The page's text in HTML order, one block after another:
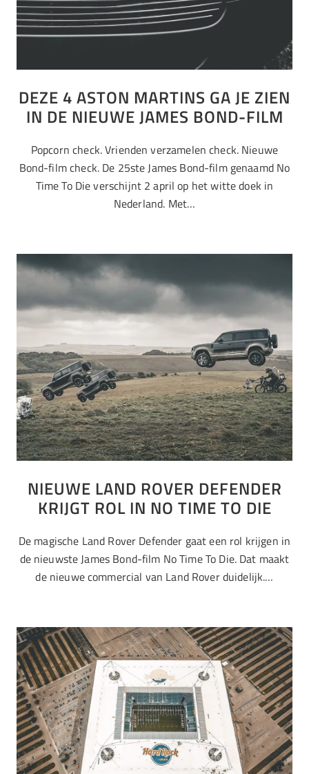
DEZE 4 ASTON MARTINS GA JE ZIEN
IN DE NIEUWE JAMES BOND-FILM
Popcorn check. Vrienden verzamelen check. Nieuwe
Bond-film check. De 25ste James Bond-film genaamd No
Time To Die verschijnt 2 april op het witte doek in
Nederland. Met…
NIEUWE LAND ROVER DEFENDER
KRIJGT ROL IN NO TIME TO DIE
De magische Land Rover Defender gaat een rol krijgen in
de nieuwste James Bond-film No Time To Die. Dat maakt
de nieuwe commercial van Land Rover duidelijk.…